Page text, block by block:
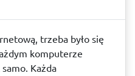
trzeba było się
komputerze
Każda